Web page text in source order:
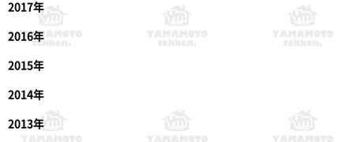
2017年
2016年
2015年
2014年
2013年